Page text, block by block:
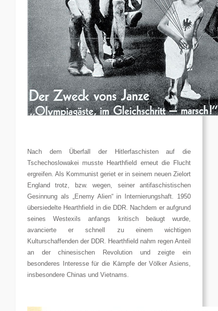
Nach dem Überfall der Hitlerfaschisten auf die
Tschechoslowakei musste Hearthfield erneut die Flucht
ergreifen. Als Kommunist geriet er in seinem neuen Zielort
England trotz, bzw. wegen, seiner antifaschistischen
Gesinnung als „Enemy Alien“ in Internierungshaft. 1950
übersiedelte Hearthfield in die DDR. Nachdem er aufgrund
seines Westexils anfangs kritisch beäugt wurde,
avancierte er schnell zu einem wichtigen
Kulturschaffenden der DDR. Hearthfield nahm regen Anteil
an der chinesischen Revolution und zeigte ein
besonderes Interesse für die Kämpfe der Völker Asiens,
insbesondere Chinas und Vietnams.